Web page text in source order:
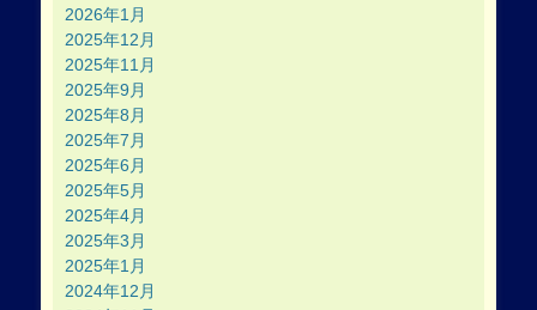
2026年1月
2025年12月
2025年11月
2025年9月
2025年8月
2025年7月
2025年6月
2025年5月
2025年4月
2025年3月
2025年1月
2024年12月